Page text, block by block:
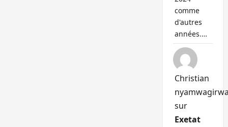
comme
d'autres
années.…
Christian
sur
Exetat